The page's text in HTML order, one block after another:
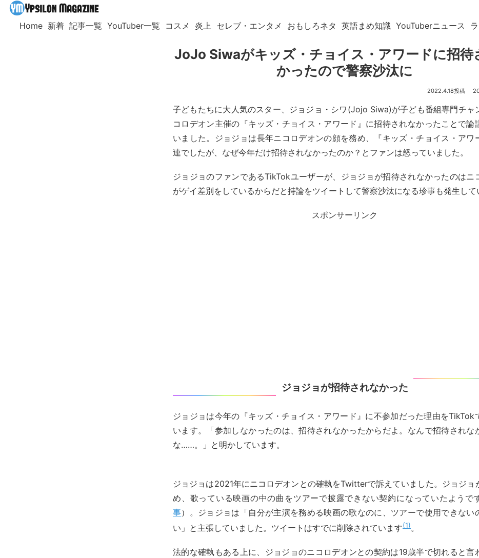
Home 新着 記事一覧 YouTuber一覧 コスメ 炎上 セレブ・エンタメ おもしろネタ 英語まめ知識 YouTuberニュース
JoJo Siwaがキッズ・チョイス・アワードに招待
かったので警察沙汰に
2022.4.18
子どもたちに大人気のスター、ジョジョ・シワ(Jojo Siwa)が子ども番組専門チャ
コロデオン主催の『キッズ・チョイス・アワード』に招待されなかったことで論
いました。ジョジョは長年ニコロデオンの顔を務め、『キッズ・チョイス・アワ
連でしたが、なぜ今年だけ招待されなかったのか？とファンは怒っていました。
ジョジョのファンであるTikTokユーザーが、ジョジョが招待されなかったのはニ
がゲイ差別をしているからだと持論をツイートして警察沙汰になる珍事も発生して
スポンサーリンク
ジョジョが招待されなかった
ジョジョは今年の『キッズ・チョイス・アワード』に不参加だった理由をTikTok
います。「参加しなかったのは、招待されなかったからだよ。なんで招待されな
な……。」と明かしています。
ジョジョは2021年にニコロデオンとの確執をTwitterで訴えていました。ジョジョ
め、歌っている映画の中の曲をツアーで披露できない契約になっていたようで
事）。ジョジョは「自分が主演を務める映画の歌なのに、ツアーで使用できない
い」と主張していました。ツイートはすでに削除されています 1 。
法的な確執もある上に、ジョジョのニコロデオンとの契約は19歳半で切れると言